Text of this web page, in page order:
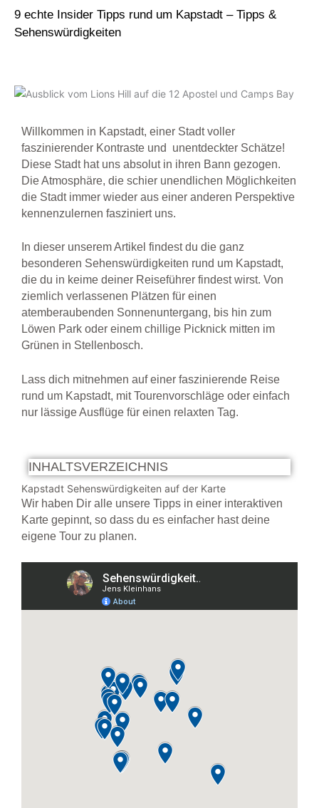
9 echte Insider Tipps rund um Kapstadt – Tipps &
Sehenswürdigkeiten
Willkommen in Kapstadt, einer Stadt voller
faszinierender Kontraste und unentdeckter Schätze!
Diese Stadt hat uns absolut in ihren Bann gezogen.
Die Atmosphäre, die schier unendlichen Möglichkeiten
die Stadt immer wieder aus einer anderen Perspektive
kennenzulernen fasziniert uns.
In dieser unserem Artikel findest du die ganz
besonderen Sehenswürdigkeiten rund um Kapstadt,
die du in keime deiner Reiseführer findest wirst. Von
ziemlich verlassenen Plätzen für einen
atemberaubenden Sonnenuntergang, bis hin zum
Löwen Park oder einem chillige Picknick mitten im
Grünen in Stellenbosch.
Lass dich mitnehmen auf einer faszinierende Reise
rund um Kapstadt, mit Tourenvorschläge oder einfach
nur lässige Ausflüge für einen relaxten Tag.
INHALTSVERZEICHNIS
Kapstadt Sehenswürdigkeiten auf der Karte
Wir haben Dir alle unsere Tipps in einer interaktiven
Karte gepinnt, so dass du es einfacher hast deine
eigene Tour zu planen.